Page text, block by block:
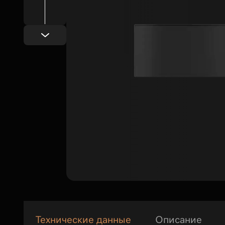
Технические данные Описание